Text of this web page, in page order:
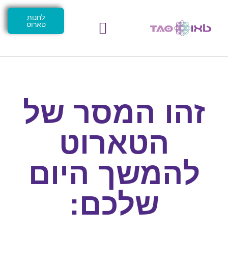
לחנות
טארוט
זהו המסר של
הטארוט
להמשך היום
שלכם: